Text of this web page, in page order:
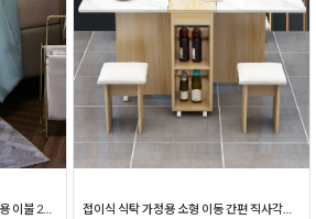
접이식 식탁 가정용 소형 이동 간편 직사각형 밥상 식사용